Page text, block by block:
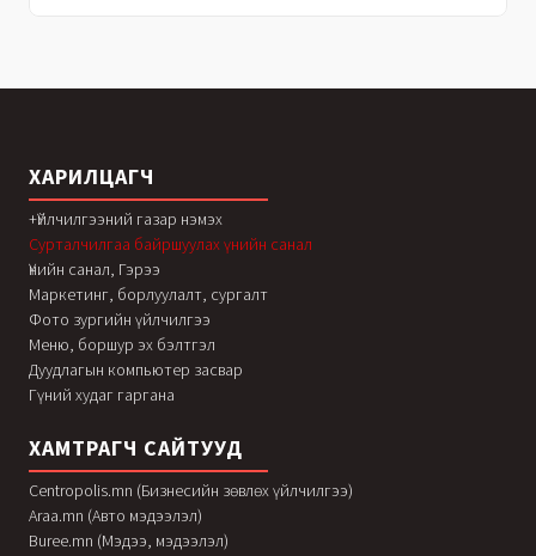
ХАРИЛЦАГЧ
+Үйлчилгээний газар нэмэх
Сурталчилгаа байршуулах үнийн санал
Үнийн санал, Гэрээ
Маркетинг, борлуулалт, сургалт
Фото зургийн үйлчилгээ
Меню, боршур эх бэлтгэл
Дуудлагын компьютер засвар
Гүний худаг гаргана
ХАМТРАГЧ САЙТУУД
Centropolis.mn (Бизнесийн зөвлөх үйлчилгээ)
Araa.mn (Авто мэдээлэл)
Buree.mn (Мэдээ, мэдээлэл)